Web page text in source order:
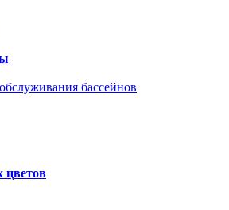
бассейнов
цветов